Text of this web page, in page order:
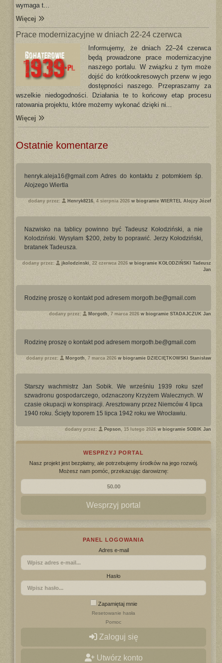
wymaga t...
Więcej
Prace modernizacyjne w dniach 22-24 czerwca
Informujemy, że dniach 22–24 czerwca
będą prowadzone prace modernizacyjne
naszego portalu. W związku z tym może
dojść do krótkookresowych przerw w jego
dostępności naszego. Przepraszamy za
wszelkie niedogodności. Działania te to końcowy etap procesu
ratowania projektu, które możemy wykonać dzięki ni...
Więcej
Ostatnie komentarze
henryk.aleja16@gmail.com Adres do kontaktu z potomkiem śp.
Alojzego Wiertla
dodany przez: Henryk8216, 4 sierpnia 2026 w biogramie WIERTEL Alojzy Józef
Nazwisko na tablicy powinno być Tadeusz Kołodziński, a nie
Kolodziński. Wysyłam $200, żeby to poprawić. Jerzy Kołodziński,
bratanek Tadeusza.
dodany przez: jkolodzinski, 22 czerwca 2026 w biogramie KOŁODZIŃSKI Tadeusz
Jan
Rodzinę proszę o kontakt pod adresem morgoth.be@gmail.com
dodany przez: Morgoth, 7 marca 2026 w biogramie STADAJCZUK Jan
Rodzinę proszę o kontakt pod adresem morgoth.be@gmail.com
dodany przez: Morgoth, 7 marca 2026 w biogramie DZIECIĘTKOWSKI Stanisław
Starszy wachmistrz Jan Sobik. We wrześniu 1939 roku szef
szwadronu gospodarczego, odznaczony Krzyżem Walecznych. W
czasie okupacji w konspiracji. Aresztowany przez Niemców 4 lipca
1940 roku. Ścięty toporem 15 lipca 1942 roku we Wrocławiu.
dodany przez: Pepson, 15 lutego 2026 w biogramie SOBIK Jan
WESPRZYJ PORTAL
Nasz projekt jest bezpłatny, ale potrzebujemy środków na jego rozwój.
Możesz nam pomóc, przekazując darowiznę:
Wesprzyj portal
PANEL LOGOWANIA
Adres e-mail
Hasło
Zapamiętaj mnie
Resetowanie hasła
Pomoc
Zaloguj się
Utwórz konto